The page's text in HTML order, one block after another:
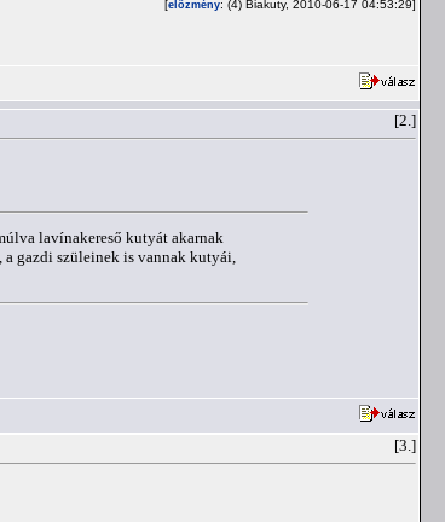
[előzmény: (4) Biakuty, 2010-06-17 04:53:29]
[2.]
lavínakereső kutyát akarnak
gazdi szüleinek is vannak kutyái,
[3.]